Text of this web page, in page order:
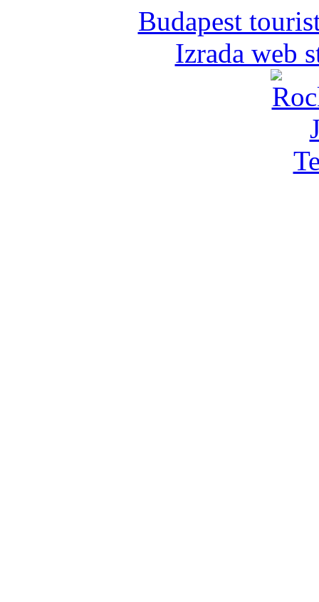
Budapest
Izrada web